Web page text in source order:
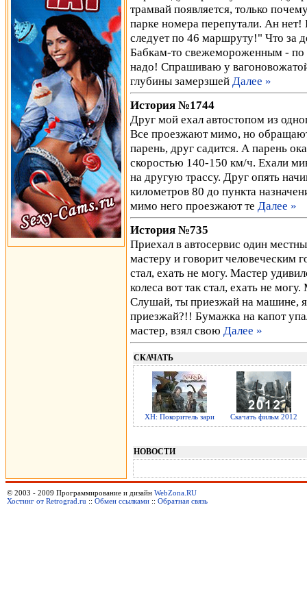
трамвай появляется, только
парке номера перепутали. Ан
следует по 46 маршруту!" Что за
Бабкам-то свежемороженным - по
надо! Спрашиваю у
глубины замерзшей Далее »
История №1744
Друг мой ехал автостопом из
Все проезжают мимо, но
парень, друг садится. А парень
скоростью 140-150 км/ч. Ехали
на другую трассу. Друг опять
километров 80 до пункта
мимо него проезжают те Далее »
История №735
Приехал в автосервис один
мастеру и говорит человеческим
стал, ехать не могу. Мастер
колеса вот так стал, ехать не
Слушай, ты приезжай на машине,
приезжай?!! Бумажка на капот
мастер, взял свою Далее »
СКАЧАТЬ
ХН: Покоритель зари Скачать фильм 2012
НОВОСТИ
© 2003 - 2009 Программирование и дизайн WebZona.RU
Хостинг от Retrograd.ru :: Обмен ссылками :: Обратная связь